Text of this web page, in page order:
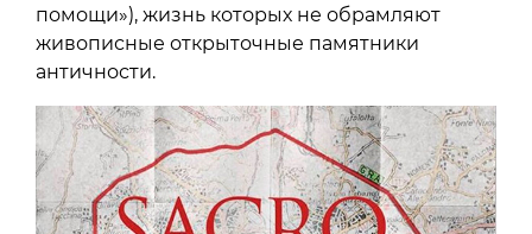
помощи»), жизнь которых не обрамляют
живописные открыточные памятники
античности.